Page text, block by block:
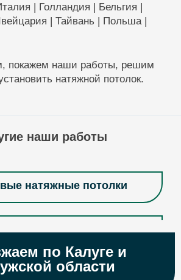
| Голландия | Бельгия |
| Тайвань | Польша |
покажем наши работы, решим
натяжной потолок.
наши работы
натяжные потолки
натяжные потолки
по Калуге и
области